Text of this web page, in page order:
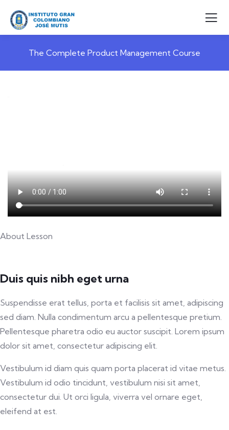
The Complete Product Management Course
About Lesson
Duis quis nibh eget urna
Suspendisse erat tellus, porta et facilisis sit amet, adipiscing
sed diam. Nulla condimentum arcu a pellentesque pretium.
Pellentesque pharetra odio eu auctor suscipit. Lorem ipsum
dolor sit amet, consectetur adipiscing elit.
Vestibulum id diam quis quam porta placerat id vitae metus.
Vestibulum id odio tincidunt, vestibulum nisi sit amet,
consectetur dui. Ut orci ligula, viverra vel ornare eget,
eleifend at est.